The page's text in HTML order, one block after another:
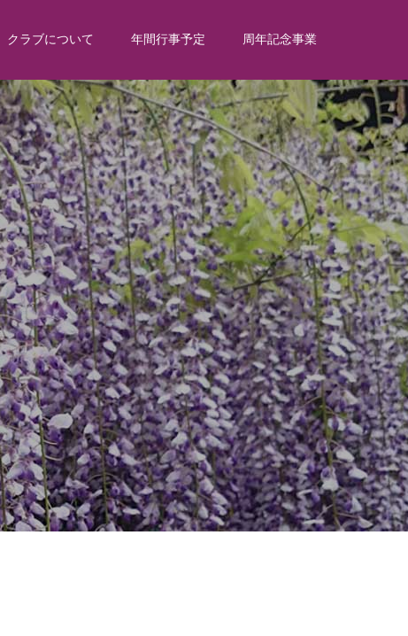
クラブについて 年間行事予定 周年記念事業